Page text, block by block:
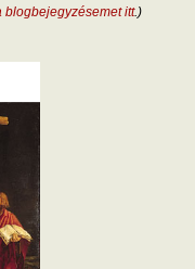
blogbejegyzésemet itt.)